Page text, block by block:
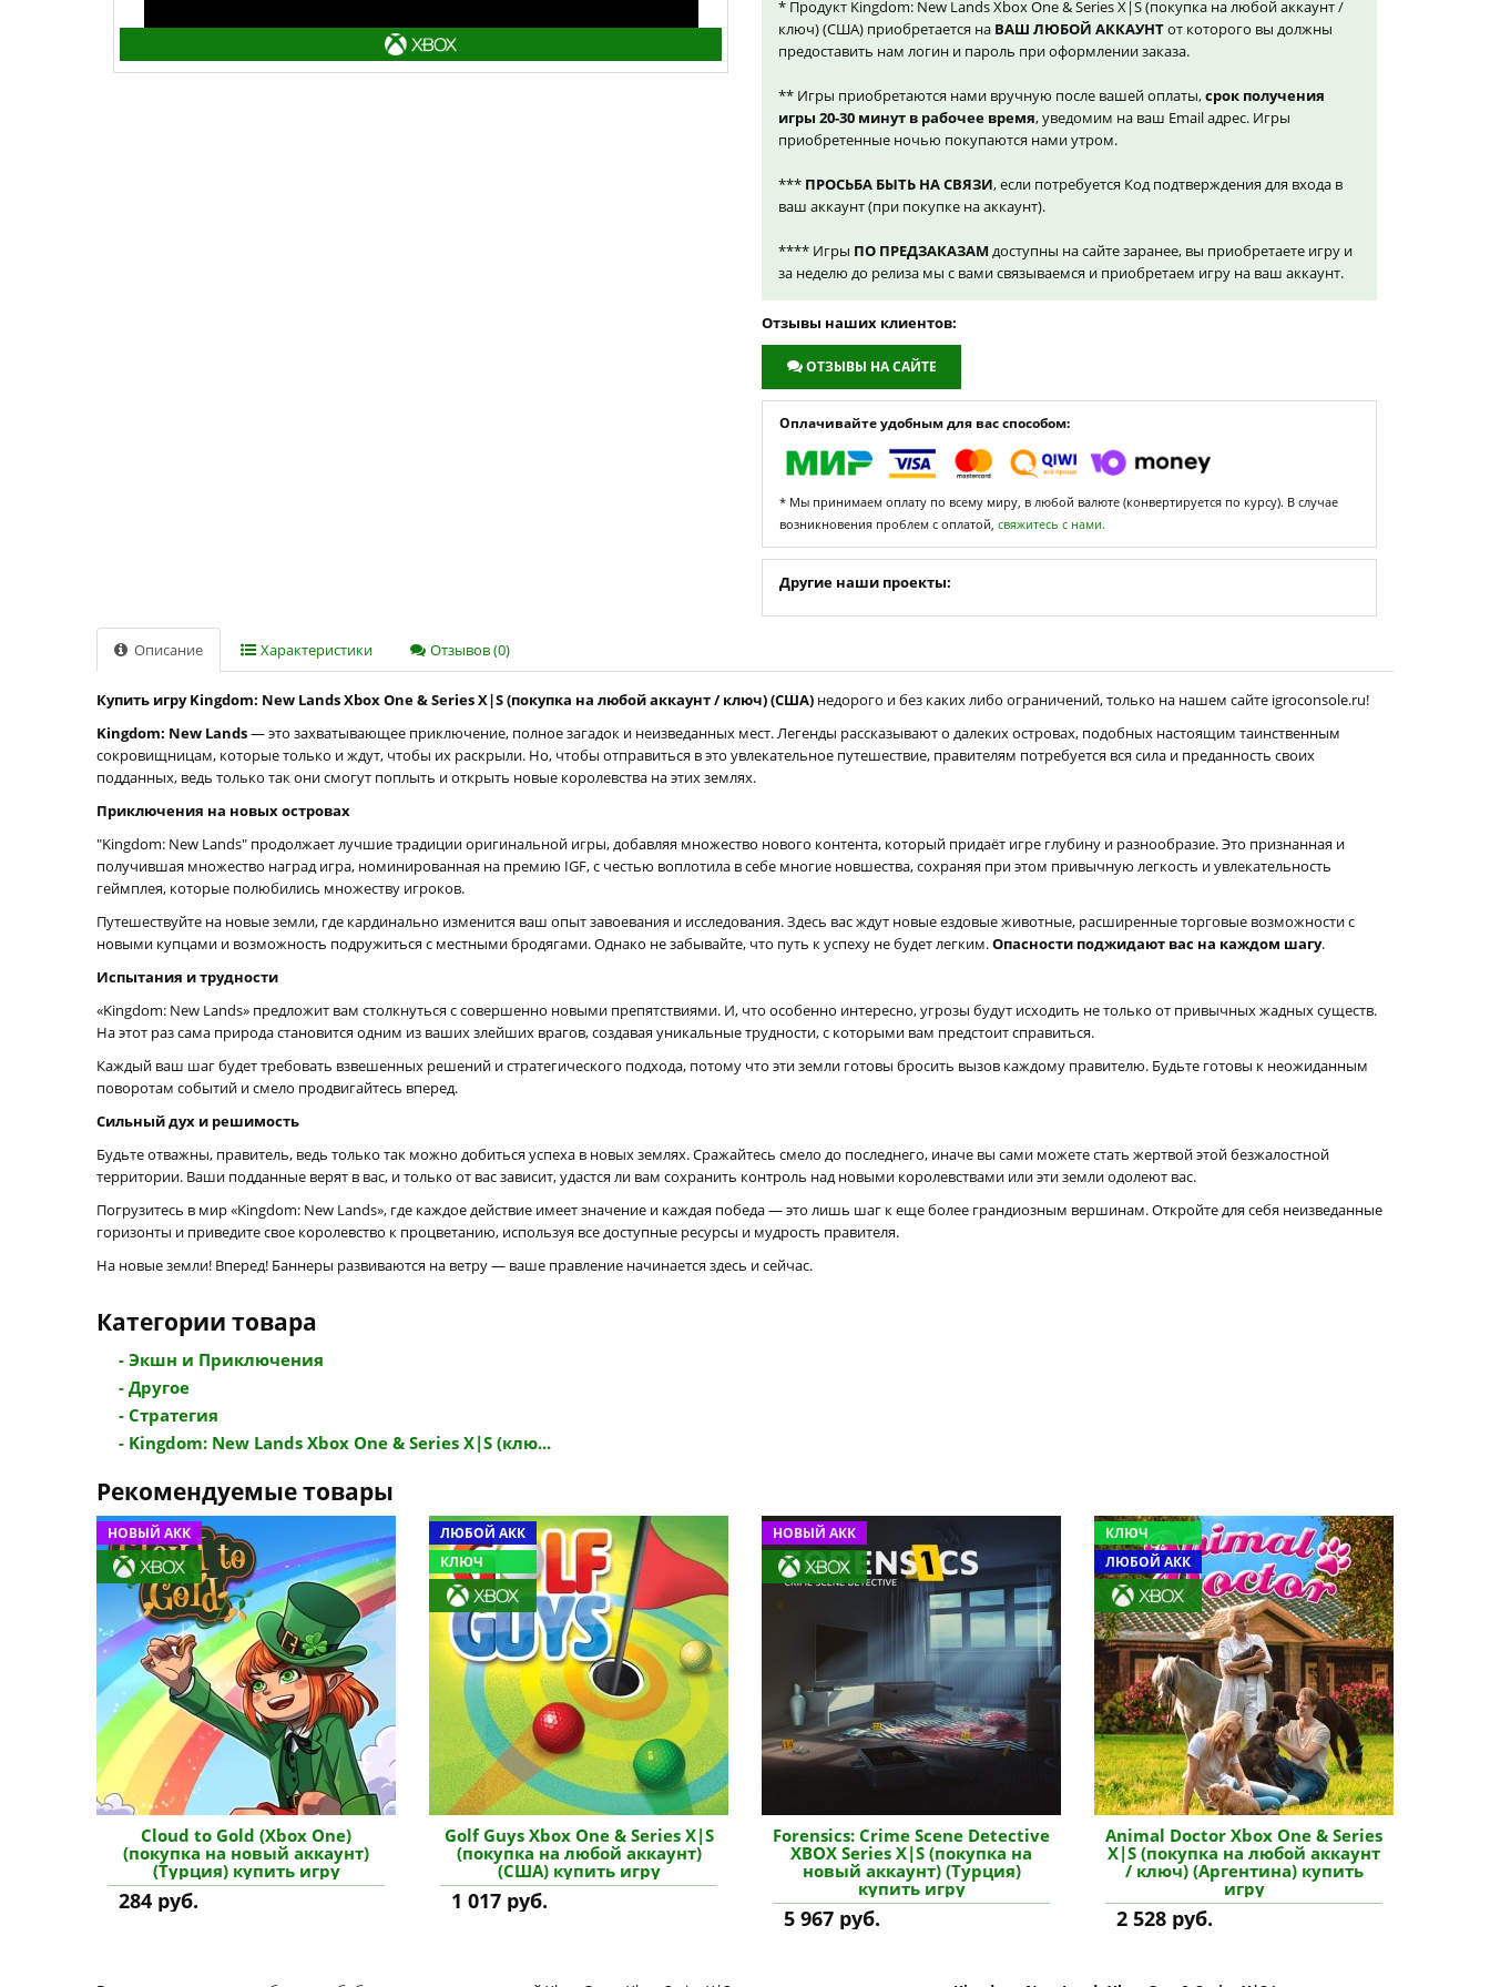
* Продукт Kingdom: New Lands Xbox One & Series X|S (покупка на любой аккаунт /
ключ) (США) приобретается на ВАШ ЛЮБОЙ АККАУНТот которого вы должны
предоставить нам логин и пароль при оформлении заказа.
** Игры приобретаются нами вручную после вашей оплаты,срок получения
игры 20-30 минут в рабочее время, уведомим на ваш Email адрес. Игры
приобретенные ночью покупаются нами утром.
*** ПРОСЬБА БЫТЬ НА СВЯЗИ, если потребуется Код подтверждения для входа в
ваш аккаунт (при покупке на аккаунт).
**** Игры ПО ПРЕДЗАКАЗАМ доступны на сайте заранее, вы приобретаете игру и
за неделю до релиза мы с вами связываемся и приобретаем игру на ваш аккаунт.
Отзывы наших клиентов:
ОТЗЫВЫ НА САЙТЕ
Оплачивайте удобным для вас способом:
* Мы принимаем оплату по всему миру, в любой валюте (конвертируется по курсу). В случае
возникновения проблем с оплатой, свяжитесь с нами.
Другие наши проекты:
Описание Характеристики Отзывов (0)
Купить игру Kingdom: New Lands Xbox One & Series X|S (покупка на любой аккаунт / ключ) (США) недорого и без каких либо ограничений, только на нашем сайте igroconsole.ru!
Kingdom: New Lands— это захватывающее приключение, полное загадок и неизведанных мест. Легенды рассказывают о далеких островах, подобных настоящим таинственным
сокровищницам, которые только и ждут, чтобы их раскрыли. Но, чтобы отправиться в это увлекательное путешествие, правителям потребуется вся сила и преданность своих
подданных, ведь только так они смогут поплыть и открыть новые королевства на этих землях.
Приключения на новых островах
"Kingdom: New Lands" продолжает лучшие традиции оригинальной игры, добавляя множество нового контента, который придаёт игре глубину и разнообразие. Это признанная и
получившая множество наград игра, номинированная на премию IGF, с честью воплотила в себе многие новшества, сохраняя при этом привычную легкость и увлекательность
геймплея, которые полюбились множеству игроков.
Путешествуйте на новые земли, где кардинально изменится ваш опыт завоевания и исследования. Здесь вас ждут новые ездовые животные, расширенные торговые возможности с
новыми купцами и возможность подружиться с местными бродягами. Однако не забывайте, что путь к успеху не будет легким.Опасности поджидают вас на каждом шагу.
Испытания и трудности
«Kingdom: New Lands» предложит вам столкнуться с совершенно новыми препятствиями. И, что особенно интересно, угрозы будут исходить не только от привычных жадных существ.
На этот раз сама природа становится одним из ваших злейших врагов, создавая уникальные трудности, с которыми вам предстоит справиться.
Каждый ваш шаг будет требовать взвешенных решений и стратегического подхода, потому что эти земли готовы бросить вызов каждому правителю. Будьте готовы к неожиданным
поворотам событий и смело продвигайтесь вперед.
Сильный дух и решимость
Будьте отважны, правитель, ведь только так можно добиться успеха в новых землях. Сражайтесь смело до последнего, иначе вы сами можете стать жертвой этой безжалостной
территории. Ваши подданные верят в вас, и только от вас зависит, удастся ли вам сохранить контроль над новыми королевствами или эти земли одолеют вас.
Погрузитесь в мир «Kingdom: New Lands», где каждое действие имеет значение и каждая победа — это лишь шаг к еще более грандиозным вершинам. Откройте для себя неизведанные
горизонты и приведите свое королевство к процветанию, используя все доступные ресурсы и мудрость правителя.
На новые земли! Вперед! Баннеры развиваются на ветру — ваше правление начинается здесь и сейчас.
Категории товара
- Экшн и Приключения
- Другое
- Стратегия
- Kingdom: New Lands Xbox One & Series X|S (клю...
Рекомендуемые товары
НОВЫЙ АКК
Cloud to Gold (Xbox One)
(покупка на новый аккаунт)
(Турция) купить игру
284 руб.
ЛЮБОЙ АКК
КЛЮЧ
Golf Guys Xbox One & Series X|S
(покупка на любой аккаунт)
(США) купить игру
1 017 руб.
НОВЫЙ АКК
Forensics: Crime Scene Detective
XBOX Series X|S (покупка на
новый аккаунт) (Турция)
купить игру
5 967 руб.
КЛЮЧ
ЛЮБОЙ АКК
Animal Doctor Xbox One & Series
X|S (покупка на любой аккаунт
/ ключ) (Аргентина) купить
игру
2 528 руб.